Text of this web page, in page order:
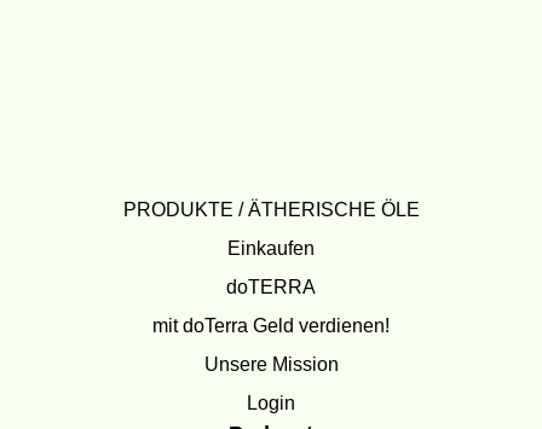
PRODUKTE / ÄTHERISCHE ÖLE
Einkaufen
doTERRA
mit doTerra Geld verdienen!
Unsere Mission
Login